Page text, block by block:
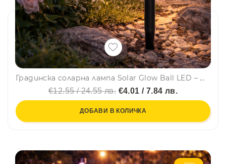
Градинска соларна лампа Solar Glow Ball LED – Ø11 см стъклена топка, височина 23.5 см
€12.55 / 24.55 лв. €4.01 / 7.84 лв.
ДОБАВИ В КОЛИЧКА